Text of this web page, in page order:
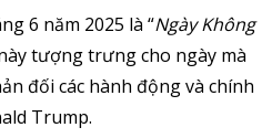
6 năm 2025 là “Ngày Không
tượng trưng cho ngày mà
đối các hành động và chính
Trump.